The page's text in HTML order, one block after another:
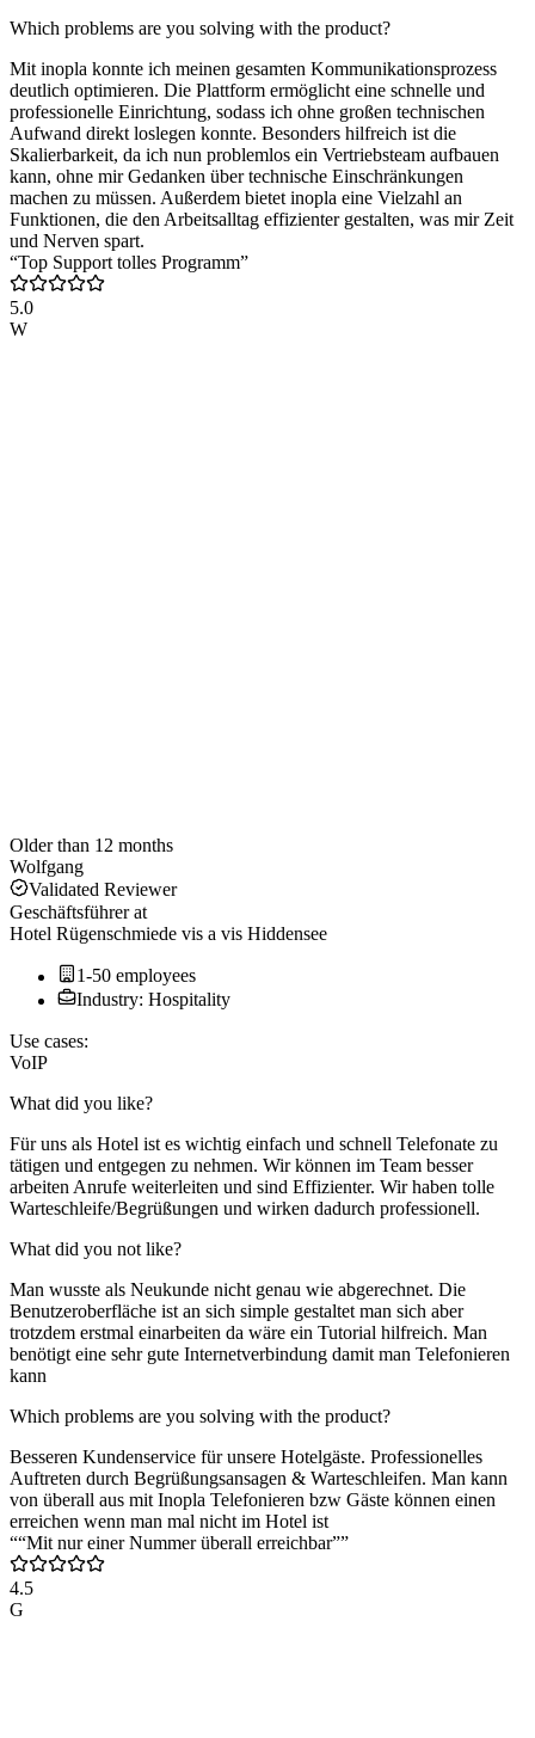
Which problems are you solving with the product?
Mit inopla konnte ich meinen gesamten Kommunikationsprozess
deutlich optimieren. Die Plattform ermöglicht eine schnelle und
professionelle Einrichtung, sodass ich ohne großen technischen
Aufwand direkt loslegen konnte. Besonders hilfreich ist die
Skalierbarkeit, da ich nun problemlos ein Vertriebsteam aufbauen
kann, ohne mir Gedanken über technische Einschränkungen
machen zu müssen. Außerdem bietet inopla eine Vielzahl an
Funktionen, die den Arbeitsalltag effizienter gestalten, was mir Zeit
und Nerven spart.
“Top Support tolles Programm”
5.0
W
Older than 12 months
Wolfgang
Validated Reviewer
Geschäftsführerat
Hotel Rügenschmiede vis a vis Hiddensee
1-50 employees
Industry: Hospitality
Use cases:
VoIP
What did you like?
Für uns als Hotel ist es wichtig einfach und schnell Telefonate zu
tätigen und entgegen zu nehmen. Wir können im Team besser
arbeiten Anrufe weiterleiten und sind Effizienter. Wir haben tolle
Warteschleife/Begrüßungen und wirken dadurch professionell.
What did you not like?
Man wusste als Neukunde nicht genau wie abgerechnet. Die
Benutzeroberfläche ist an sich simple gestaltet man sich aber
trotzdem erstmal einarbeiten da wäre ein Tutorial hilfreich. Man
benötigt eine sehr gute Internetverbindung damit man Telefonieren
kann
Which problems are you solving with the product?
Besseren Kundenservice für unsere Hotelgäste. Professionelles
Auftreten durch Begrüßungsansagen & Warteschleifen. Man kann
von überall aus mit Inopla Telefonieren bzw Gäste können einen
erreichen wenn man mal nicht im Hotel ist
““Mit nur einer Nummer überall erreichbar””
4.5
G